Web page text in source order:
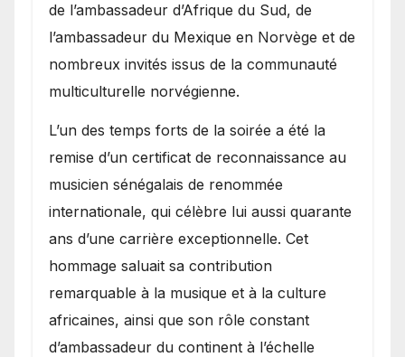
de l’ambassadeur d’Afrique du Sud, de
l’ambassadeur du Mexique en Norvège et de
nombreux invités issus de la communauté
multiculturelle norvégienne.
​L’un des temps forts de la soirée a été la
remise d’un certificat de reconnaissance au
musicien sénégalais de renommée
internationale, qui célèbre lui aussi quarante
ans d’une carrière exceptionnelle. Cet
hommage saluait sa contribution
remarquable à la musique et à la culture
africaines, ainsi que son rôle constant
d’ambassadeur du continent à l’échelle